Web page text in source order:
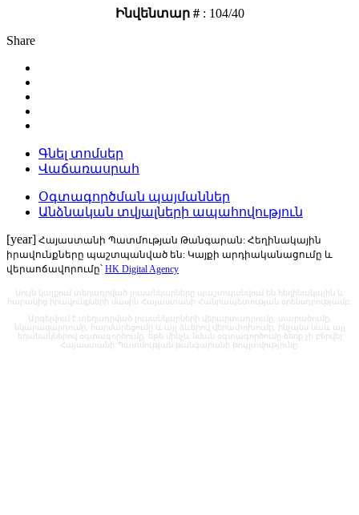
Ինվենտար #: 104/40
Share
Գնել տոմսեր
Վաճառասրահ
Օգտագործման պայմաններ
Անձնական տվյալների ապահովություն
[year] Հայաստանի Պատմության Թանգարան: Հեղինակային
իրավունքները պաշտպանված են: Կայքի արդիականացումը և
վերաոճավորումը՝ HK Digital Agency
Սույն կայքում տեղադրված լուսանկարները պաշտպանվում են հեղինակային և
հարակից իրավունքների մասին Հայաստանի Հանրապետության օրենսդրությամբ:
Արգելվում է տեղադրված լուսանկարների վերարտադրումը, տարածումը,
նկարազարդումը, հարմարեցումը և այլ ձևերով վերափոխումը, ինչպես նաև այլ
եղանակներով օգտագործումը, եթե մինչև նման օգտագործումը ձեռք չի բերվել
Հայաստանի Պատմության թանգարանի թույլտվությունը: